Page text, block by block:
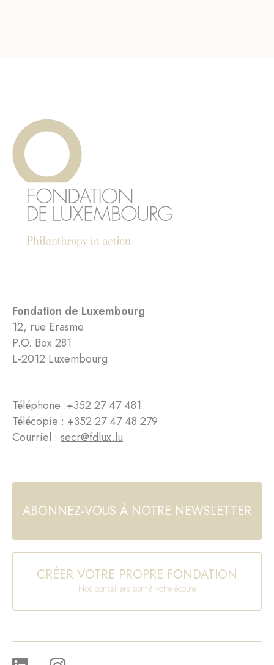
Fondation de Luxembourg
12, rue Erasme
P.O. Box 281
L-2012 Luxembourg
Téléphone :+352 27 47 481
Télécopie : +352 27 47 48 279
Courriel : secr@fdlux.lu
ABONNEZ-VOUS À NOTRE NEWSLETTER
CRÉER VOTRE PROPRE FONDATION
Nos conseillers sont à votre écoute